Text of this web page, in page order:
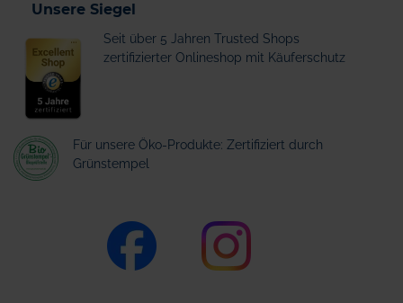
Unsere Siegel
Seit über 5 Jahren Trusted Shops
zertifizierter Onlineshop mit Käuferschutz
Für unsere Öko-Produkte: Zertifiziert durch
Grünstempel